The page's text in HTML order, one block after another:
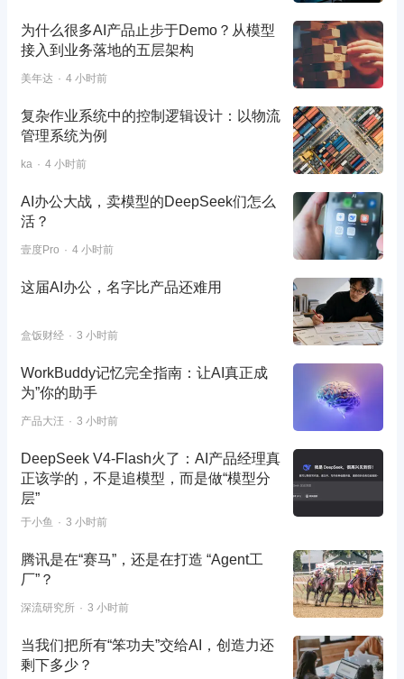
为什么很多AI产品止步于Demo？从模型
接入到业务落地的五层架构
美年达 4 小时前
复杂作业系统中的控制逻辑设计：以物流
管理系统为例
ka 4 小时前
AI办公大战，卖模型的DeepSeek们怎么
活？
壹度Pro 4 小时前
这届AI办公，名字比产品还难用
盒饭财经 3 小时前
WorkBuddy记忆完全指南：让AI真正成
为”你的助手
产品大汪 3 小时前
DeepSeek V4-Flash火了：AI产品经理真
正该学的，不是追模型，而是做“模型分
层”
于小鱼 3 小时前
腾讯是在“赛马”，还是在打造 “Agent工
厂”？
深流研究所 3 小时前
当我们把所有“笨功夫”交给AI，创造力还
剩下多少？